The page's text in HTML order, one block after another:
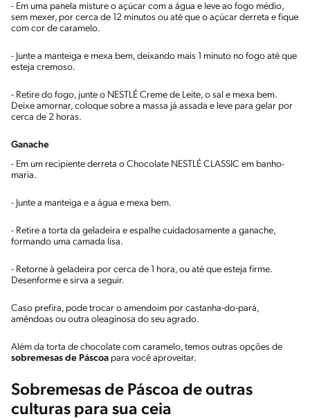
- Em uma panela misture o açúcar com a água e leve ao fogo médio,
sem mexer, por cerca de 12 minutos ou até que o açúcar derreta e fique
com cor de caramelo.
- Junte a manteiga e mexa bem, deixando mais 1 minuto no fogo até que
esteja cremoso.
- Retire do fogo, junte o NESTLÉ Creme de Leite, o sal e mexa bem.
Deixe amornar, coloque sobre a massa já assada e leve para gelar por
cerca de 2 horas.
Ganache
- Em um recipiente derreta o Chocolate NESTLÉ CLASSIC em banho-
maria.
- Junte a manteiga e a água e mexa bem.
- Retire a torta da geladeira e espalhe cuidadosamente a ganache,
formando uma camada lisa.
- Retorne à geladeira por cerca de 1 hora, ou até que esteja firme.
Desenforme e sirva a seguir.
Caso prefira, pode trocar o amendoim por castanha-do-pará,
amêndoas ou outra oleaginosa do seu agrado.
Além da torta de chocolate com caramelo, temos outras opções de
sobremesas de Páscoa para você aproveitar.
Sobremesas de Páscoa de outras
culturas para sua ceia